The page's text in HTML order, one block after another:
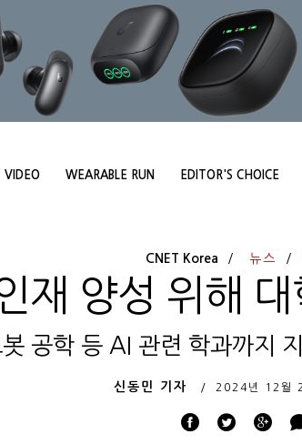
VIDEO WEARABLE RUN EDITOR'S CHOICE
CNET Korea 뉴스
재 양성 위해
공학 등 AI 관련 학과까지
신동민 기자 2024년 12월